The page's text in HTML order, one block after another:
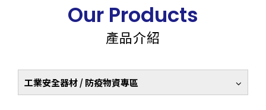
Our Products
產品介紹
工業安全器材 / 防疫物資專區